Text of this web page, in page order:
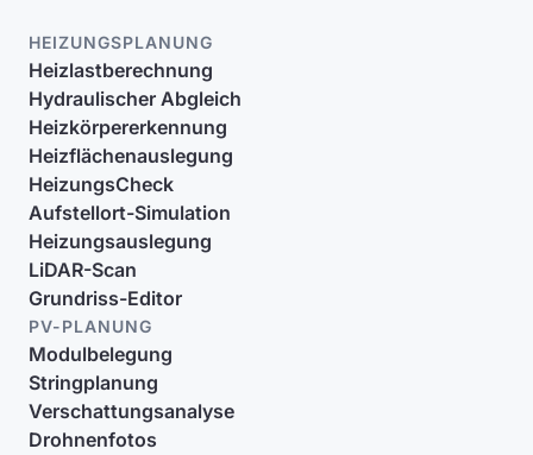
HEIZUNGSPLANUNG
Heizlastberechnung
Hydraulischer Abgleich
Heizkörpererkennung
Heizflächenauslegung
HeizungsCheck
Aufstellort-Simulation
Heizungsauslegung
LiDAR-Scan
Grundriss-Editor
PV-PLANUNG
Modulbelegung
Stringplanung
Verschattungsanalyse
Drohnenfotos